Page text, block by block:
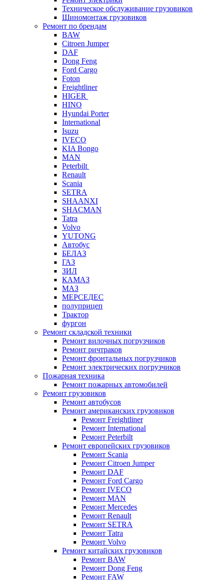
Техническое обслуживание грузовиков
Шиномонтаж грузовиков
Ремонт по брендам
BAW
Citroen Jumper
DAF
Dong Feng
Ford Cargo
Foton
Freightliner
HIGER
HINO
Hyundai Porter
International
Isuzu
IVECO
KIA Bongo
MAN
Peterbilt
Renault
Scania
SETRA
SHAANXI
SHACMAN
Tatra
Volvo
YUTONG
Автобус
БЕЛАЗ
ГАЗ
ЗИЛ
КАМАЗ
МАЗ
МЕРСЕДЕС
полуприцеп
Трактор
фургон
Ремонт складской техники
Ремонт вилочных погрузчиков
Ремонт ричтраков
Ремонт фронтальных погрузчиков
Ремонт электрических погрузчиков
Пожарная техника
Ремонт пожарных автомобилей
Ремонт грузовиков
Ремонт автобусов
Ремонт американских грузовиков
Ремонт Freightliner
Ремонт International
Ремонт Peterbilt
Ремонт европейских грузовиков
Ремонт Scania
Ремонт Citroen Jumper
Ремонт DAF
Ремонт Ford Cargo
Ремонт IVECO
Ремонт MAN
Ремонт Mercedes
Ремонт Renault
Ремонт SETRA
Ремонт Tatra
Ремонт Volvo
Ремонт китайских грузовиков
Ремонт BAW
Ремонт Dong Feng
Ремонт FAW